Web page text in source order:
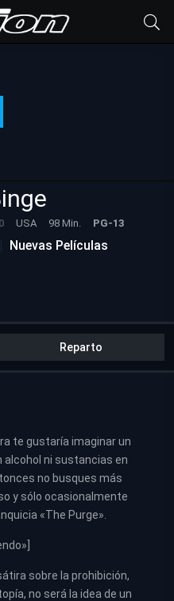
USA 98 Min. PG-13
Nuevas Películas
Reparto
te gustaría imaginar un
alcohol ni sustancias en
no busques más
y sólo ocasionalmente
«The Purge».
sobre la prohibición,
no será la idea de un